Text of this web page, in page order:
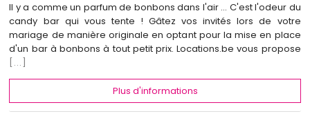
Il y a comme un parfum de bonbons dans l'air ... C'est l'odeur du
candy bar qui vous tente ! Gâtez vos invités lors de votre
mariage de manière originale en optant pour la mise en place
d'un bar à bonbons à tout petit prix. Locations.be vous propose
[...]
Plus d'informations